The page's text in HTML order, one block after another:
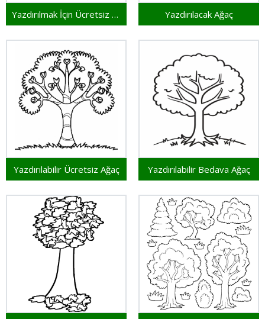
Yazdırılmak İçin Ücretsiz Ağaç Yazdırılacak Ağaç
Yazdırılabilir Ücretsiz Ağaç Yazdırılabilir Bedava Ağaç